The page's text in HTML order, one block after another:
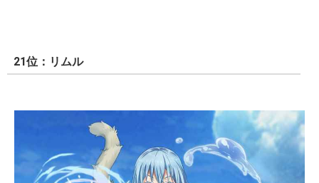
21位：リムル